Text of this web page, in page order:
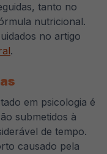
tanto no
nutricional.
no artigo
.
em psicologia é
submetidos à
de tempo.
causado pela